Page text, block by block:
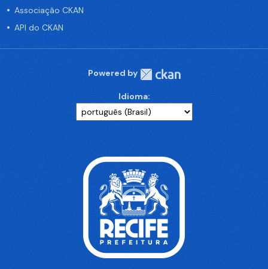
Associação CKAN
API do CKAN
Powered by
Idioma